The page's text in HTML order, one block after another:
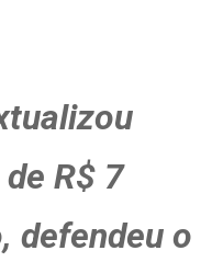
R$ 7
defendeu o